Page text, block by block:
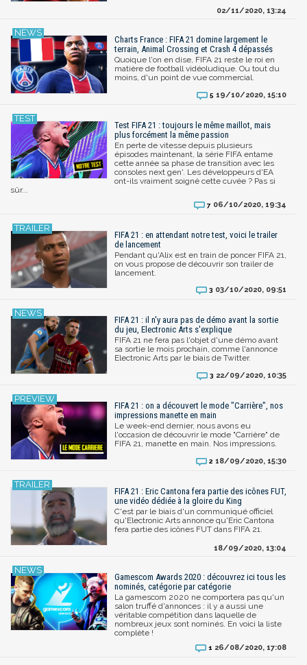
02/11/2020, 13:24
Charts France : FIFA 21 domine largement le
terrain, Animal Crossing et Crash 4 dépassés
Quoique l'on en dise, FIFA 21 reste le roi en
matière de football vidéoludique. Ou tout du
moins, d'un point de vue commercial.
5 19/10/2020, 15:10
Test FIFA 21 : toujours le même maillot, mais
plus forcément la même passion
En perte de vitesse depuis plusieurs
épisodes maintenant, la série FIFA entame
cette année sa phase de transition avec les
consoles next gen'. Les développeurs d'EA
ont-ils vraiment soigné cette cuvée ? Pas si
sûr...
7 06/10/2020, 19:34
FIFA 21 : en attendant notre test, voici le trailer
de lancement
Pendant qu'Alix est en train de poncer FIFA 21,
on vous propose de découvrir son trailer de
lancement.
3 03/10/2020, 09:51
FIFA 21 : il n'y aura pas de démo avant la sortie
du jeu, Electronic Arts s'explique
FIFA 21 ne fera pas l'objet d'une démo avant
sa sortie le mois prochain, comme l'annonce
Electronic Arts par le biais de Twitter.
3 22/09/2020, 10:35
FIFA 21 : on a découvert le mode "Carrière", nos
impressions manette en main
Le week-end dernier, nous avons eu
l'occasion de découvrir le mode "Carrière" de
FIFA 21, manette en main. Nos impressions.
2 18/09/2020, 15:30
FIFA 21 : Eric Cantona fera partie des icônes FUT,
une vidéo dédiée à la gloire du King
C'est par le biais d'un communiqué officiel
qu'Electronic Arts annonce qu'Eric Cantona
fera partie des icônes FUT dans FIFA 21.
18/09/2020, 13:04
Gamescom Awards 2020 : découvrez ici tous les
nominés, catégorie par catégorie
La gamescom 2020 ne comportera pas qu'un
salon truffé d'annonces : il y a aussi une
véritable compétition dans laquelle de
nombreux jeux sont nominés. En voici la liste
complète !
1 26/08/2020, 17:08